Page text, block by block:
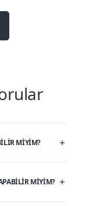
MIYIM?
MIYIM?